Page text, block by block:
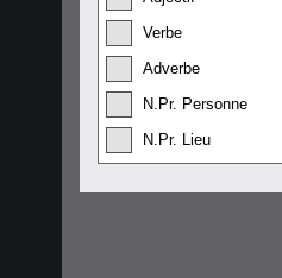
Verbe
Adverbe
N.Pr. Personne
N.Pr. Lieu